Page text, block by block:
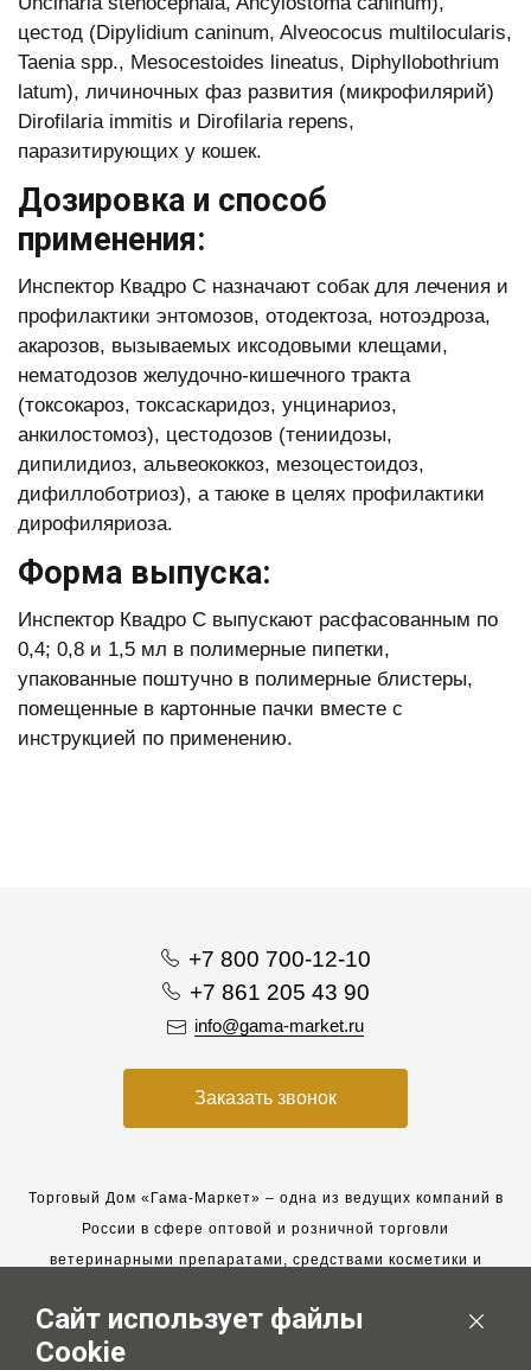
цестод (Dipylidium caninum, Alveococus multilocularis,
Taenia spp., Mesocestoides lineatus, Diphyllobothrium
latum), личиночных фаз развития (микрофилярий)
Dirofilaria immitis и Dirofilaria repens,
паразитирующих у кошек.
Дозировка и способ
применения:
Инспектор Квадро С назначают собак для лечения и
профилактики энтомозов, отодектоза, нотоэдроза,
акарозов, вызываемых иксодовыми клещами,
нематодозов желудочно-кишечного тракта
(токсокароз, токсаскаридоз, унцинариоз,
анкилостомоз), цестодозов (тениидозы,
дипилидиоз, альвеококкоз, мезоцестоидоз,
дифиллоботриоз), а таюке в целях профилактики
дирофиляриоза.
Форма выпуска:
Инспектор Квадро С выпускают расфасованным по
0,4; 0,8 и 1,5 мл в полимерные пипетки,
упакованные поштучно в полимерные блистеры,
помещенные в картонные пачки вместе с
инструкцией по применению.
+7 800 700-12-10
+7 861 205 43 90
info@gama-market.ru
Заказать звонок
Торговый Дом «Гама-Маркет» – одна из ведущих компаний в
России в сфере оптовой и розничной торговли
ветеринарными препаратами, средствами косметики и
Мы работаем с 2005 года. Мы приглашаем к сотрудничеству
новых клиентов и всегда рассчитываем на взаимовыгодные,
Сайт использует файлы
Cookie